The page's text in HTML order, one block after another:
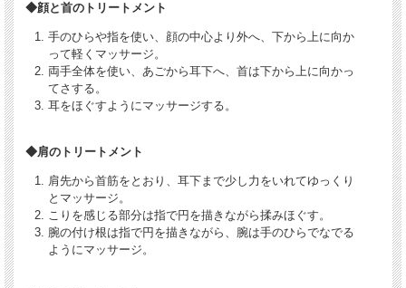
◆顔と首のトリートメント
手のひらや指を使い、顔の中心より外へ、下から上に向か
って軽くマッサージ。
両手全体を使い、あごから耳下へ、首は下から上に向かっ
てさする。
耳をほぐすようにマッサージする。
◆肩のトリートメント
肩先から首筋をとおり、耳下まで少し力をいれてゆっくり
とマッサージ。
こりを感じる部分は指で円を描きながら揉みほぐす。
腕の付け根は指で円を描きながら、腕は手のひらでなでる
ようにマッサージ。